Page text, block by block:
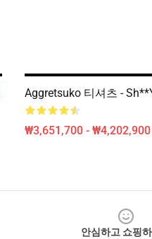
Aggretsuko 티셔츠 -
₩3,651,700 - ₩4,202,900
안심하고 쇼핑